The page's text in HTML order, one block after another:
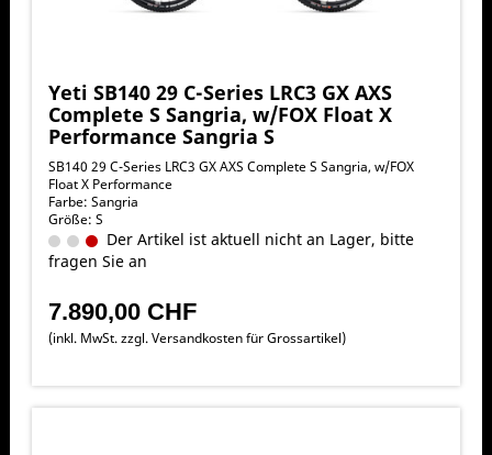
Yeti SB140 29 C-Series LRC3 GX AXS
Complete S Sangria, w/FOX Float X
Performance Sangria S
SB140 29 C-Series LRC3 GX AXS Complete S Sangria, w/FOX
Float X Performance
Farbe: Sangria
Größe: S
Der Artikel ist aktuell nicht an Lager, bitte
fragen Sie an
7.890,00 CHF
(inkl. MwSt. zzgl.Versandkosten für Grossartikel)